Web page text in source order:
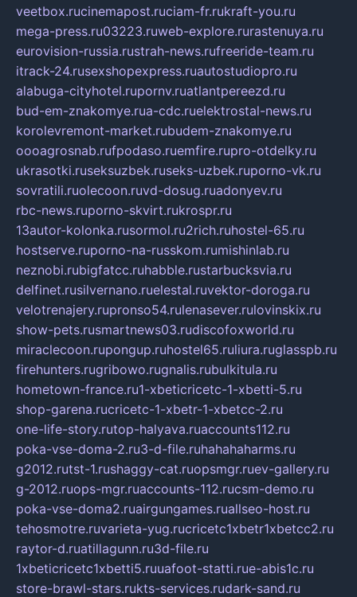
veetbox.rucinemapost.ruciam-fr.rukraft-you.ru
mega-press.ru03223.ruweb-explore.rurastenuya.ru
eurovision-russia.rustrah-news.rufreeride-team.ru
itrack-24.rusexshopexpress.ruautostudiopro.ru
alabuga-cityhotel.rupornv.ruatlantpereezd.ru
bud-em-znakomye.rua-cdc.ruelektrostal-news.ru
korolevremont-market.rubudem-znakomye.ru
oooagrosnab.rufpodaso.ruemfire.rupro-otdelky.ru
ukrasotki.ruseksuzbek.ruseks-uzbek.ruporno-vk.ru
sovratili.ruolecoon.ruvd-dosug.ruadonyev.ru
rbc-news.ruporno-skvirt.rukrospr.ru
13autor-kolonka.rusormol.ru2rich.ruhostel-65.ru
hostserve.ruporno-na-russkom.rumishinlab.ru
neznobi.rubigfatcc.ruhabble.rustarbucksvia.ru
delfinet.rusilvernano.ruelestal.ruvektor-doroga.ru
velotrenajery.rupronso54.rulenasever.rulovinskix.ru
show-pets.rusmartnews03.rudiscofoxworld.ru
miraclecoon.rupongup.ruhostel65.ruliura.ruglasspb.ru
firehunters.rugribowo.rugnalis.rubulkitula.ru
hometown-france.ru1-xbeticricetc-1-xbetti-5.ru
shop-garena.rucricetc-1-xbetr-1-xbetcc-2.ru
one-life-story.rutop-halyava.ruaccounts112.ru
poka-vse-doma-2.ru3-d-file.ruhahahaharms.ru
g2012.rutst-1.rushaggy-cat.ruopsmgr.ruev-gallery.ru
g-2012.ruops-mgr.ruaccounts-112.rucsm-demo.ru
poka-vse-doma2.ruairgungames.ruallseo-host.ru
tehosmotre.ruvarieta-yug.rucricetc1xbetr1xbetcc2.ru
raytor-d.ruatillagunn.ru3d-file.ru
1xbeticricetc1xbetti5.ruuafoot-statti.rue-abis1c.ru
store-brawl-stars.rukts-services.rudark-sand.ru